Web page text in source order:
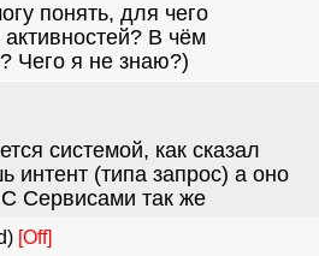
понять, для чего
активностей? В чём
Чего я не знаю?)
системой, как сказал
интент (типа запрос) а оно
Сервисами так же
[Off]